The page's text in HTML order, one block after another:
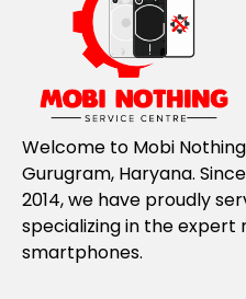
Welcome to Mobi
Gurugram, Haryana.
2014, we have proudly
specializing in the expert
smartphones.